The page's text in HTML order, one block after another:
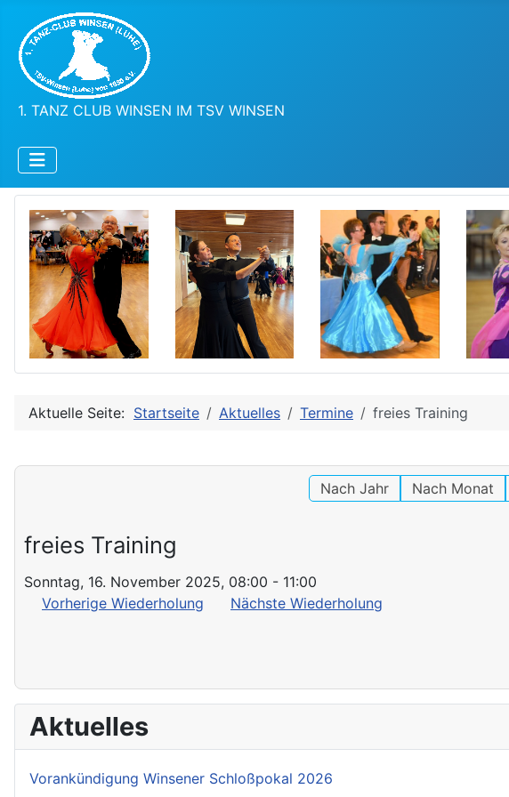
1. TANZ CLUB WINSEN IM TSV WINSEN
Aktuelle Seite: Startseite Aktuelles Termine freies Training
Nach Jahr Nach Monat
freies Training
Sonntag, 16. November 2025, 08:00 - 11:00
Vorherige Wiederholung
Nächste Wiederholung
Aktuelles
Vorankündigung Winsener Schloßpokal 2026